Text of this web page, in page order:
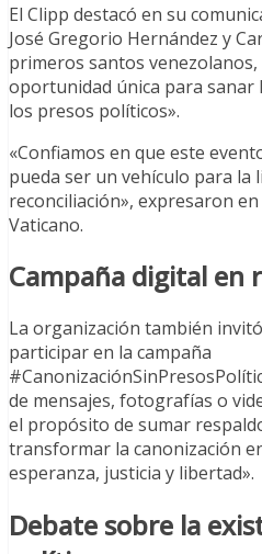
El Clipp destacó en su
José Gregorio Hernández y
primeros santos
oportunidad única para sanar
los presos políticos».
«Confiamos en que este
pueda ser un vehículo para la
reconciliación», expresaron
Vaticano.
Campaña digital en
La organización también
participar en la campaña
de mensajes, fotografías o
el propósito de sumar
transformar la canonización
esperanza, justicia y libertad».
Debate sobre la